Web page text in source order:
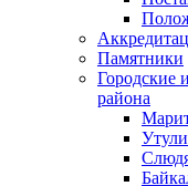
Памятники
Городские
района